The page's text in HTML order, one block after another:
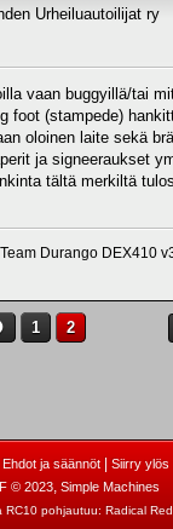
Urheiluautoilijat ry
vaan buggyillä/tai
foot (stampede)
oloinen laite sekä
ja signeeraukset
tältä merkiltä
Durango DEX410
1 2
Ehdot ja säännöt| Siirry
© 2023, Simple Machines
RC10 pohjautuu: Radical Red